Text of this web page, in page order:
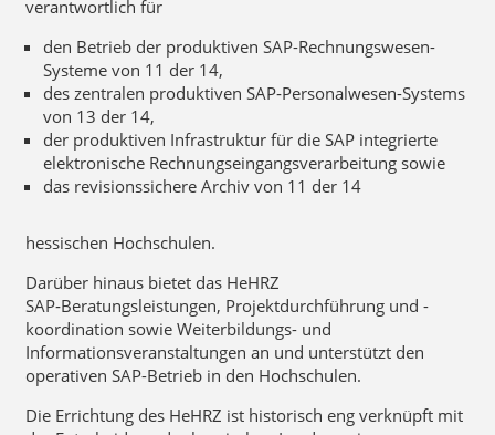
verantwortlich für
​den Betrieb der produktiven SAP-Rechnungswesen-
Systeme von 11 der 14,
des zentralen produktiven SAP‑Personalwesen-Systems
von 13 der 14,
der produktiven Infrastruktur für die SAP integrierte
elektronische Rechnungseingangsverarbeitung sowie​
das revisionssichere Archiv von 11 der 14
​​hessischen Hochschulen.
​​Darüber hinaus bietet das HeHRZ
SAP‑Beratungsleistungen, Projektdurchführung und -
koordination sowie Weiterbildungs- und
Informationsveranstaltungen an und unterstützt den
operativen SAP-Betrieb in den Hochschulen.
Die Errichtung des HeHRZ ist historisch eng verknüpft mit